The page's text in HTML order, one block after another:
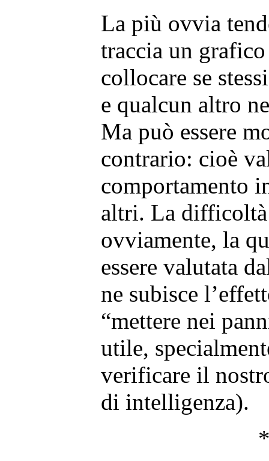
La più ovvia
traccia un
collocare se
e qualcun altro
Ma può essere
contrario: cioè
comportamento
altri. La difficoltà
ovviamente, la
essere valutata
ne subisce
“mettere nei
utile,
verificare il
di intelligenza).